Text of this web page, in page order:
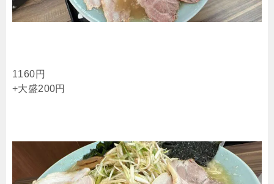
1160円
+大盛200円